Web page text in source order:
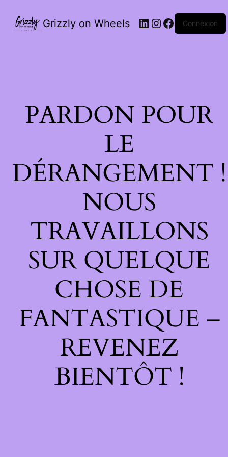
Grizzly on Wheels LinkedIn
Instagram
Facebook
Connexion
PARDON POUR
LE
DÉRANGEMENT !
NOUS
TRAVAILLONS
SUR QUELQUE
CHOSE DE
FANTASTIQUE –
REVENEZ
BIENTÔT !